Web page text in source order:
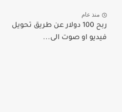
منذ عام
ربح 100 دولار عن طريق تحويل
فيديو او صوت الى...